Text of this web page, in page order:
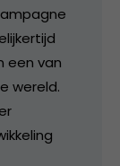
een van
wereld.